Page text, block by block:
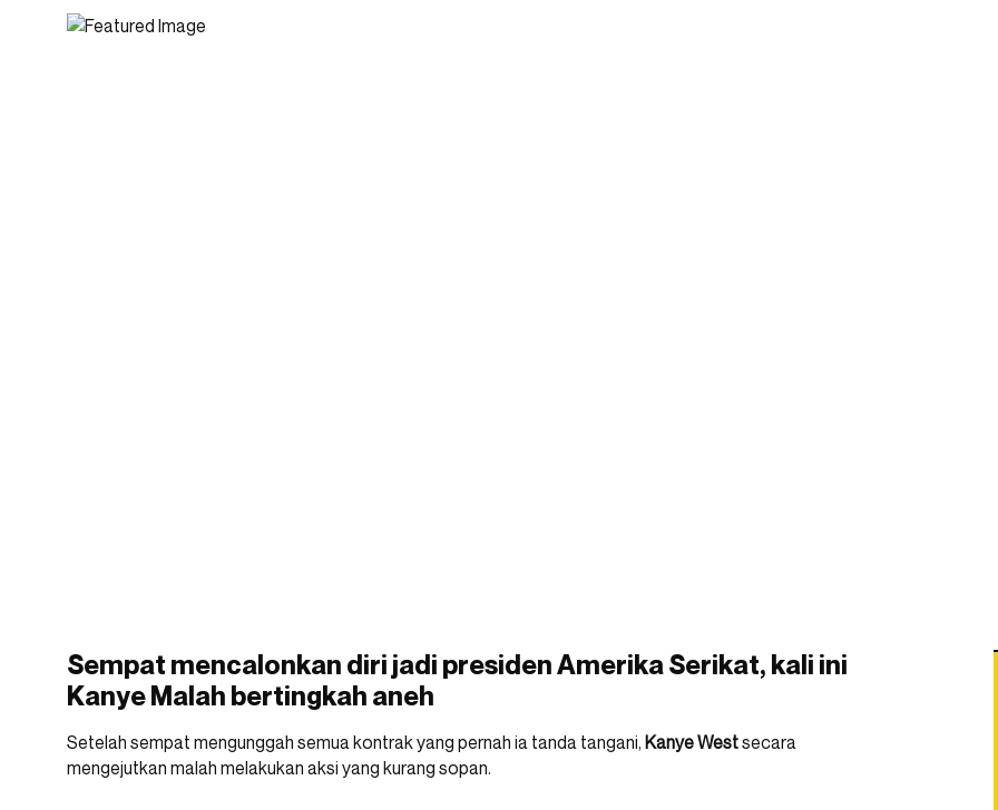
Sempat mencalonkan diri jadi presiden Amerika Serikat, kali ini
Kanye Malah bertingkah aneh
Setelah sempat mengunggah semua kontrak yang pernah ia tanda tangani, KanyeWestsecara
mengejutkan malah melakukan aksi yang kurang sopan.